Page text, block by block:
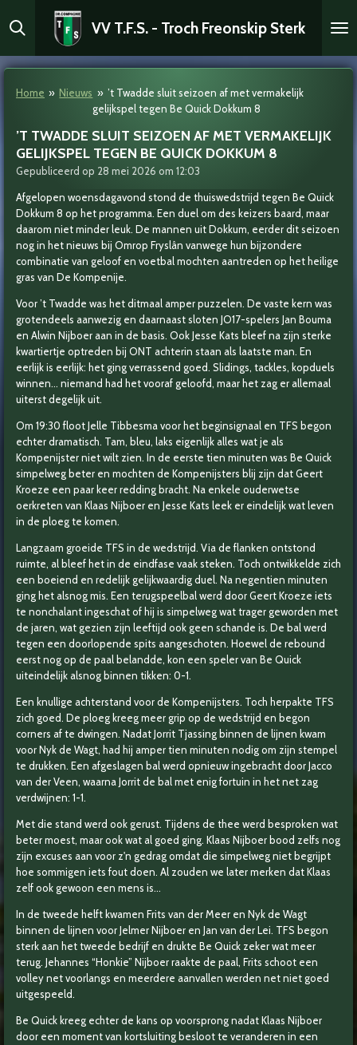
direct
de
VV T.F.S. - Troch Freonskip Sterk
Home » Nieuws » ’t Twadde sluit seizoen af met vermakelijk
gelijkspel tegen Be Quick Dokkum 8
’T TWADDE SLUIT SEIZOEN AF MET VERMAKELIJK
GELIJKSPEL TEGEN BE QUICK DOKKUM 8
Gepubliceerd op 28 mei 2026 om 12:03
Afgelopen woensdagavond stond de thuiswedstrijd tegen Be Quick
Dokkum 8 op het programma. Een duel om des keizers baard, maar
daarom niet minder leuk. De mannen uit Dokkum, eerder dit seizoen
nog in het nieuws bij Omrop Fryslân vanwege hun bijzondere
combinatie van geloof en voetbal mochten aantreden op het heilige
gras van De Kompenije.
Voor ’t Twadde was het ditmaal amper puzzelen. De vaste kern was
grotendeels aanwezig en daarnaast sloten JO17-spelers Jan Bouma
en Alwin Nijboer aan in de basis. Ook Jesse Kats bleef na zijn sterke
kwartiertje optreden bij ONT achterin staan als laatste man. En
eerlijk is eerlijk: het ging verrassend goed. Slidings, tackles, kopduels
winnen… niemand had het vooraf geloofd, maar het zag er allemaal
uiterst degelijk uit.
Om 19:30 floot Jelle Tibbesma voor het beginsignaal en TFS begon
echter dramatisch. Tam, bleu, laks eigenlijk alles wat je als
Kompenijster niet wilt zien. In de eerste tien minuten was Be Quick
simpelweg beter en mochten de Kompenijsters blij zijn dat Geert
Kroeze een paar keer redding bracht. Na enkele ouderwetse
oerkreten van Klaas Nijboer en Jesse Kats leek er eindelijk wat leven
in de ploeg te komen.
Langzaam groeide TFS in de wedstrijd. Via de flanken ontstond
ruimte, al bleef het in de eindfase vaak steken. Toch ontwikkelde zich
een boeiend en redelijk gelijkwaardig duel. Na negentien minuten
ging het alsnog mis. Een terugspeelbal werd door Geert Kroeze iets
te nonchalant ingeschat of hij is simpelweg wat trager geworden met
de jaren, wat gezien zijn leeftijd ook geen schande is. De bal werd
tegen een doorlopende spits aangeschoten. Hoewel de rebound
eerst nog op de paal belandde, kon een speler van Be Quick
uiteindelijk alsnog binnen tikken: 0-1.
Een knullige achterstand voor de Kompenijsters. Toch herpakte TFS
zich goed. De ploeg kreeg meer grip op de wedstrijd en begon
corners af te dwingen. Nadat Jorrit Tjassing binnen de lijnen kwam
voor Nyk de Wagt, had hij amper tien minuten nodig om zijn stempel
te drukken. Een afgeslagen bal werd opnieuw ingebracht door Jacco
van der Veen, waarna Jorrit de bal met enig fortuin in het net zag
verdwijnen: 1-1.
Met die stand werd ook gerust. Tijdens de thee werd besproken wat
beter moest, maar ook wat al goed ging. Klaas Nijboer bood zelfs nog
zijn excuses aan voor z'n gedrag omdat die simpelweg niet begrijpt
hoe sommigen iets fout doen. Al zouden we later merken dat Klaas
zelf ook gewoon een mens is…
In de tweede helft kwamen Frits van der Meer en Nyk de Wagt
binnen de lijnen voor Jelmer Nijboer en Jan van der Lei. TFS begon
sterk aan het tweede bedrijf en drukte Be Quick zeker wat meer
terug. Jehannes “Honkie” Nijboer raakte de paal, Frits schoot een
volley net voorlangs en meerdere aanvallen werden net niet goed
uitgespeeld.
Be Quick kreeg echter de kans op voorsprong nadat Klaas Nijboer
door een moment van kortsluiting besloot te veranderen in een